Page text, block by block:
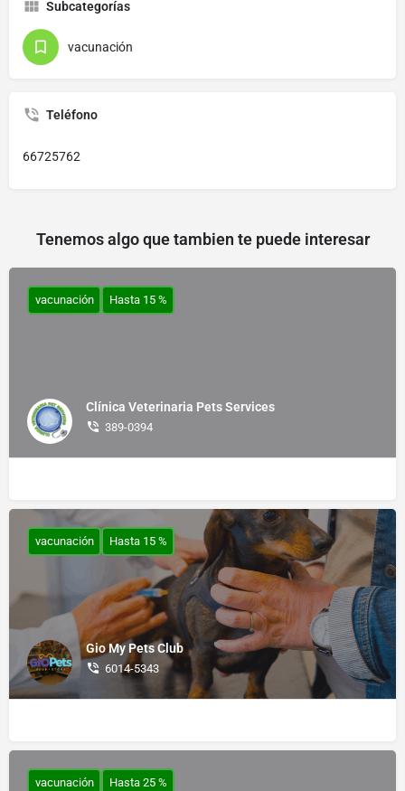
Subcategorías
vacunación
Teléfono
66725762
Tenemos algo que tambien te puede interesar
Clínica Veterinaria Pets Services
389-0394
vacunación Hasta 15 %
Gio My Pets Club
6014-5343
vacunación Hasta 15 %
vacunación Hasta 25 %